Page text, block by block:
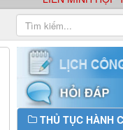
THỦ TỤC HÀNH